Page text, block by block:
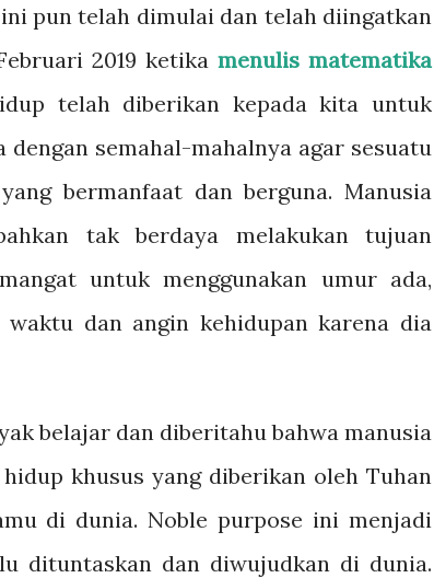
pun telah dimulai dan telah diingatkan
2019 ketikamenulis matematika
telah diberikan kepada kita untuk
semahal-mahalnya agar sesuatu
bermanfaat dan berguna. Manusia
tak berdaya melakukan tujuan
untuk menggunakan umur ada,
dan angin kehidupan karena dia
belajar dan diberitahu bahwa manusia
khusus yang diberikan oleh Tuhan
di dunia. Noble purpose ini menjadi
dituntaskan dan diwujudkan di dunia.